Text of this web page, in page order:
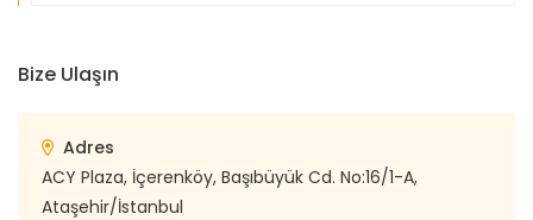
Bize Ulaşın
Adres
ACY Plaza, İçerenköy, Başıbüyük Cd. No:16/1-A,
Ataşehir/İstanbul